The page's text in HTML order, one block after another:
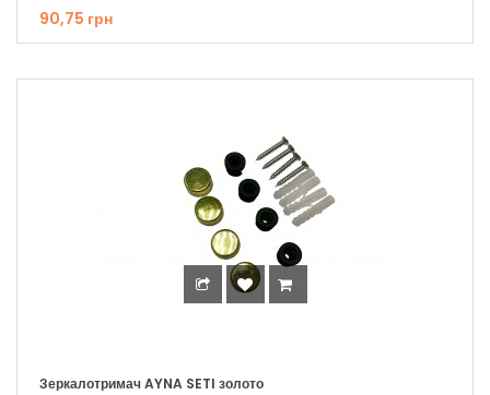
90,75 грн
Зеркалотримач AYNA SETI золото